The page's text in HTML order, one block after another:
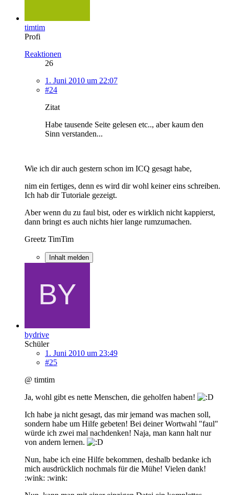
timtim
Profi
Reaktionen
26
1. Juni 2010 um 22:07
#24
Zitat
Habe tausende Seite gelesen etc.., aber kaum den
Sinn verstanden...
Wie ich dir auch gestern schon im ICQ gesagt habe,
nim ein fertiges, denn es wird dir wohl keiner eins schreiben.
Ich hab dir Tutoriale gezeigt.
Aber wenn du zu faul bist, oder es wirklich nicht kappierst,
dann bringt es auch nichts hier lange rumzumachen.
Greetz TimTim
Inhalt melden
bydrive
Schüler
1. Juni 2010 um 23:49
#25
@ timtim
Ja, wohl gibt es nette Menschen, die geholfen haben!
Ich habe ja nicht gesagt, das mir jemand was machen soll,
sondern habe um Hilfe gebeten! Bei deiner Wortwahl "faul"
würde ich zwei mal nachdenken! Naja, man kann halt nur
von andern lernen.
Nun, habe ich eine Hilfe bekommen, deshalb bedanke ich
mich ausdrücklich nochmals für die Mühe! Vielen dank!
:wink: :wink: